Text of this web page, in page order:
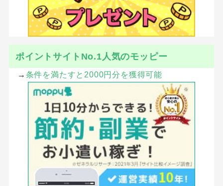
ポイントサイトNo.1人気のモッピー
→ 条件を満たすと2000円分を獲得可能